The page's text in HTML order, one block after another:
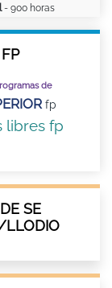
- 900 horas
de
fp
libres fp
SE
LLODIO